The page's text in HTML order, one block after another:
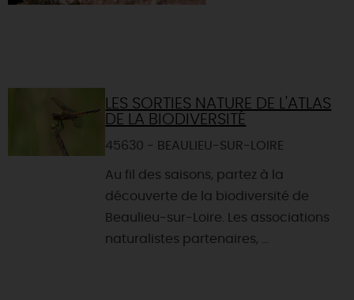
LES SORTIES NATURE DE L'ATLAS
DE LA BIODIVERSITÉ
45630 - BEAULIEU-SUR-LOIRE
Au fil des saisons, partez à la
découverte de la biodiversité de
Beaulieu-sur-Loire. Les associations
naturalistes partenaires, ...